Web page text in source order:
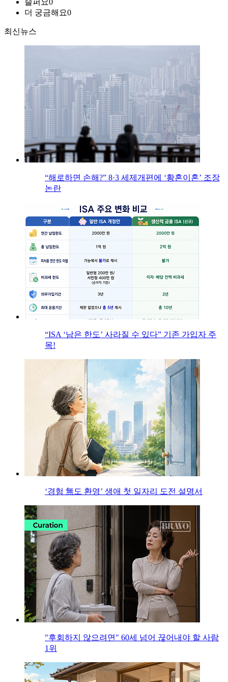
슬퍼요0
더 궁금해요0
최신뉴스
“해로하면 손해?” 8·3 세제개편에 ‘황혼이혼’ 조장
논란
“ISA ‘남은 한도’ 사라질 수 있다” 기존 가입자 주
목!
‘경험 無도 환영’ 생애 첫 일자리 도전 설명서
"후회하지 않으려면" 60세 넘어 끊어내야 할 사람
1위